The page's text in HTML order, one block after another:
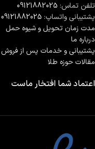
تلفن تماس: 09121882025
پشتیبانی واتساپ: 09121882025
مدت زمان تحويل و شیوه حمل
درباره ما
پشتیبانی و خدمات پس از فروش
مقالات حوزه طلا
اعتماد شما افتخار ماست